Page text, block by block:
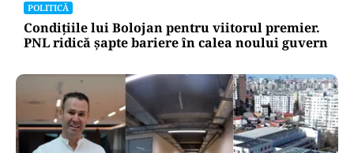
POLITICĂ
Condițiile lui Bolojan pentru viitorul premier.
PNL ridică șapte bariere în calea noului guvern